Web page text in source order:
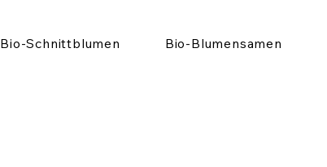
Bio-Schnittblumen Bio-Blumensamen